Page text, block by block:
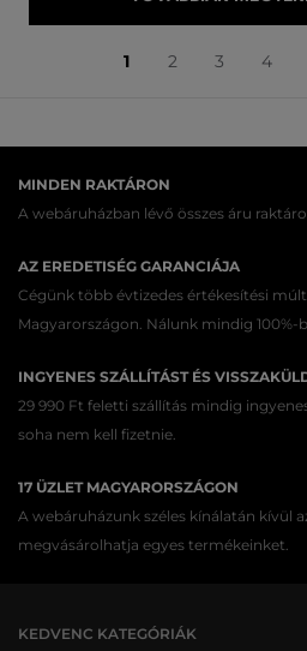
1 2 3 4
MINDEN RAKTÁRON
A webáruházban lévő összes áru
AZ EREDETISÉG GARANCIÁJA
Cégünk több évtizedes értékesítési
Magyarországon. Nálunk mindig 100%-
INGYENES SZÁLLÍTÁST ÉS
29 990 Ft feletti szállítás mindig
soha nem kell fizetnie.
17 ÜZLET MAGYARORSZÁGON
A webáruházunk széles kínálatán kívül
megvásárolhatja egyes termékeinket.
KEDVENC KATEGÓRIÁK